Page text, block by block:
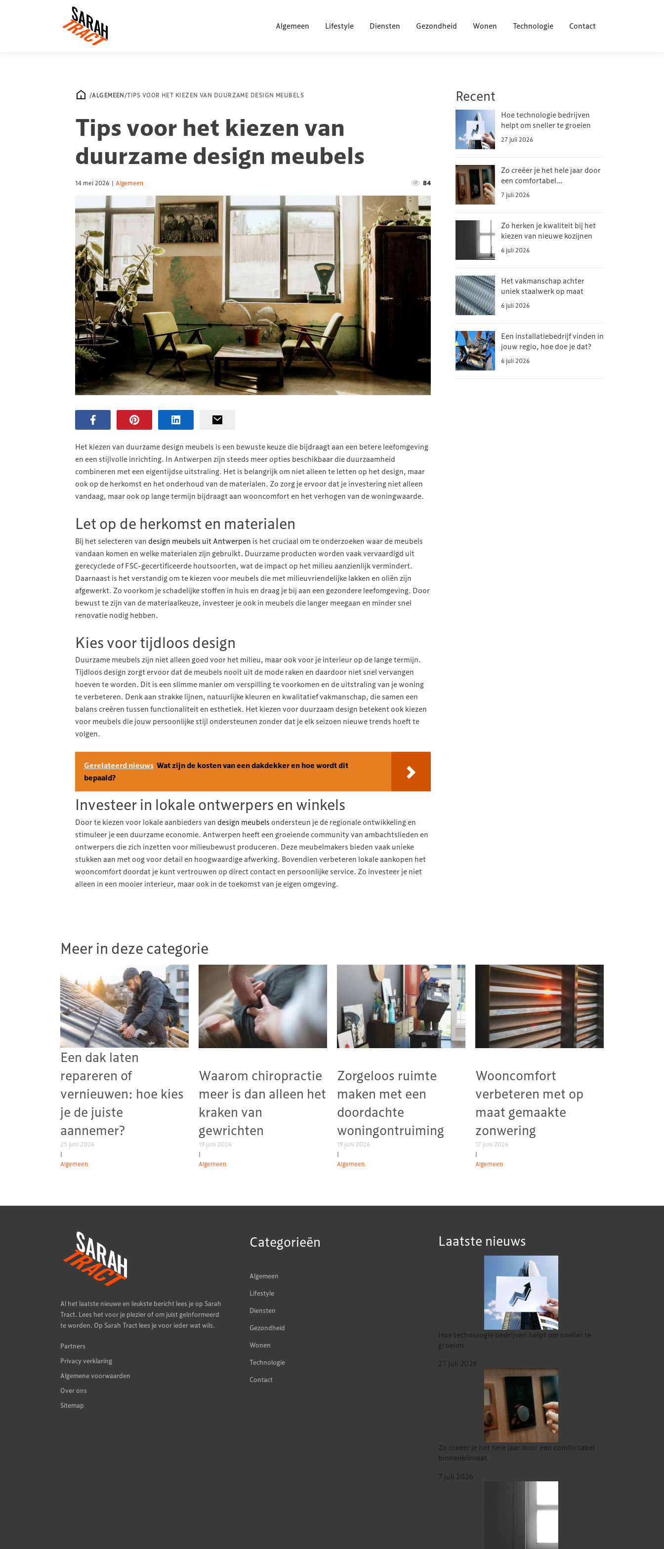
Algemeen Lifestyle Diensten Gezondheid Wonen Technologie Contact
/ALGEMEEN/TIPS VOOR HET KIEZEN VAN DUURZAME DESIGN MEUBELS
Tips voor het kiezen van
duurzame design meubels
14 mei 2026 | Algemeen 84
Het kiezen van duurzame design meubels is een bewuste keuze die bijdraagt aan een betere leefomgeving
en een stijlvolle inrichting. In Antwerpen zijn steeds meer opties beschikbaar die duurzaamheid
combineren met een eigentijdse uitstraling. Het is belangrijk om niet alleen te letten op het design, maar
ook op de herkomst en het onderhoud van de materialen. Zo zorg je ervoor dat je investering niet alleen
vandaag, maar ook op lange termijn bijdraagt aan wooncomfort en het verhogen van de woningwaarde.
Let op de herkomst en materialen
Bij het selecteren van design meubels uit Antwerpen is het cruciaal om te onderzoeken waar de meubels
vandaan komen en welke materialen zijn gebruikt. Duurzame producten worden vaak vervaardigd uit
gerecyclede of FSC-gecertificeerde houtsoorten, wat de impact op het milieu aanzienlijk vermindert.
Daarnaast is het verstandig om te kiezen voor meubels die met milieuvriendelijke lakken en oliën zijn
afgewerkt. Zo voorkom je schadelijke stoffen in huis en draag je bij aan een gezondere leefomgeving. Door
bewust te zijn van de materiaalkeuze, investeer je ook in meubels die langer meegaan en minder snel
renovatie nodig hebben.
Kies voor tijdloos design
Duurzame meubels zijn niet alleen goed voor het milieu, maar ook voor je interieur op de lange termijn.
Tijdloos design zorgt ervoor dat de meubels nooit uit de mode raken en daardoor niet snel vervangen
hoeven te worden. Dit is een slimme manier om verspilling te voorkomen en de uitstraling van je woning
te verbeteren. Denk aan strakke lijnen, natuurlijke kleuren en kwalitatief vakmanschap, die samen een
balans creëren tussen functionaliteit en esthetiek. Het kiezen voor duurzaam design betekent ook kiezen
voor meubels die jouw persoonlijke stijl ondersteunen zonder dat je elk seizoen nieuwe trends hoeft te
volgen.
Gerelateerd nieuws Wat zijn de kosten van een dakdekker en hoe wordt dit
bepaald?
Investeer in lokale ontwerpers en winkels
Door te kiezen voor lokale aanbieders van design meubels ondersteun je de regionale ontwikkeling en
stimuleer je een duurzame economie. Antwerpen heeft een groeiende community van ambachtslieden en
ontwerpers die zich inzetten voor milieubewust produceren. Deze meubelmakers bieden vaak unieke
stukken aan met oog voor detail en hoogwaardige afwerking. Bovendien verbeteren lokale aankopen het
wooncomfort doordat je kunt vertrouwen op direct contact en persoonlijke service. Zo investeer je niet
alleen in een mooier interieur, maar ook in de toekomst van je eigen omgeving.
Recent
Hoe technologie bedrijven
helpt om sneller te groeien
27 juli 2026
Zo creëer je het hele jaar door
een comfortabel
binnenklimaat
7 juli 2026
Zo herken je kwaliteit bij het
kiezen van nieuwe kozijnen
6 juli 2026
Het vakmanschap achter
uniek staalwerk op maat
6 juli 2026
Een installatiebedrijf vinden in
jouw regio, hoe doe je dat?
6 juli 2026
Meer in deze categorie
Een dak laten
repareren of
vernieuwen: hoe kies
je de juiste
aannemer?
25 juni 2026
|
Algemeen
Waarom chiropractie
meer is dan alleen het
kraken van
gewrichten
19 juni 2026
|
Algemeen
Zorgeloos ruimte
maken met een
doordachte
woningontruiming
19 juni 2026
|
Algemeen
Wooncomfort
verbeteren met op
maat gemaakte
zonwering
17 juni 2026
|
Algemeen
Al het laatste nieuwe en leukste bericht lees je op Sarah
Tract. Lees het voor je plezier of om juist geïnformeerd
te worden. Op Sarah Tract lees je voor ieder wat wils.
Partners
Privacy verklaring
Algemene voorwaarden
Over ons
Sitemap
Categorieën
Algemeen
Lifestyle
Diensten
Gezondheid
Wonen
Technologie
Contact
Laatste nieuws
Hoe technologie bedrijven helpt om sneller te
groeien
27 juli 2026
Zo creëer je het hele jaar door een comfortabel
binnenklimaat
7 juli 2026